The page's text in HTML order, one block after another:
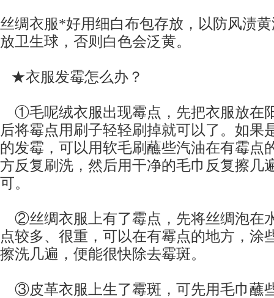
丝绸衣服*好用细白布包存放，以防风渍
放卫生球，否则白色会泛黄。
★衣服发霉怎么办？
①毛呢绒衣服出现霉点，先把衣服放在
后将霉点用刷子轻轻刷掉就可以了。如果
的发霉，可以用软毛刷蘸些汽油在有霉点
方反复刷洗，然后用干净的毛巾反复擦几
可。
②丝绸衣服上有了霉点，先将丝绸泡在
点较多、很重，可以在有霉点的地方，涂
擦洗几遍，便能很快除去霉斑。
③皮革衣服上生了霉斑，可先用毛巾蘸